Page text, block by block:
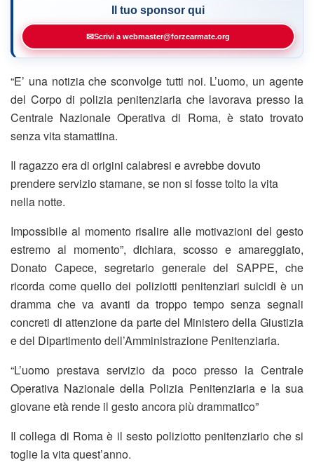
Il tuo sponsor qui
✉Scrivi a webmaster@forzearmate.org
“E’ una notizia che sconvolge tutti noi. L’uomo, un agente
del Corpo di polizia penitenziaria che lavorava presso la
Centrale Nazionale Operativa di Roma, è stato trovato
senza vita stamattina.
Il ragazzo era di origini calabresi e avrebbe dovuto
prendere servizio stamane, se non si fosse tolto la vita
nella notte.
Impossibile al momento risalire alle motivazioni del gesto
estremo al momento”, dichiara, scosso e amareggiato,
Donato Capece, segretario generale del SAPPE, che
ricorda come quello dei poliziotti penitenziari suicidi è un
dramma che va avanti da troppo tempo senza segnali
concreti di attenzione da parte del Ministero della Giustizia
e del Dipartimento dell’Amministrazione Penitenziaria.
“L’uomo prestava servizio da poco presso la Centrale
Operativa Nazionale della Polizia Penitenziaria e la sua
giovane età rende il gesto ancora più drammatico”
Il collega di Roma è il sesto poliziotto penitenziario che si
toglie la vita quest’anno.